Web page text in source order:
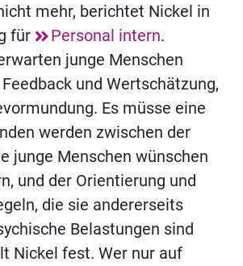
mehr, berichtet Nickel in
für
Personal intern.
junge Menschen
und Wertschätzung,
Es müsse eine
werden zwischen der
junge Menschen wünschen
und der Orientierung und
die sie andererseits
Belastungen sind
Nickel fest. Wer nur auf